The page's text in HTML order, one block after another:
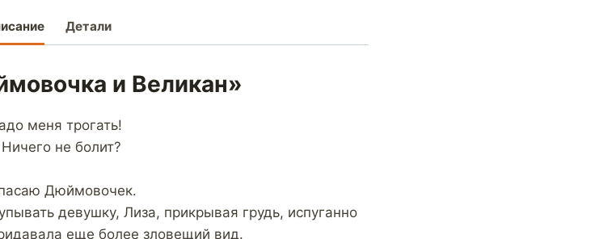
Детали
и Великан»
меня трогать!
не болит?
Дюймовочек.
девушку, Лиза, прикрывая грудь, испуганно
еще более зловещий вид.